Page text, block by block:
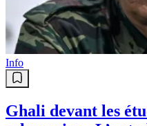
Info
Ghali devant les